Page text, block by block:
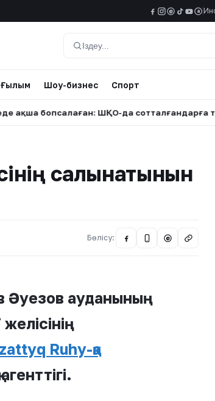
@ a
Іздеу
Ғылым Шоу-бизнес Спорт
ШҚО-да сотталғандарға тағы
салынатынын
Бөлісу: @
Әуезов ауданының
Ruhy-қа